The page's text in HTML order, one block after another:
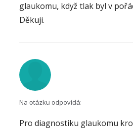
glaukomu, když tlak byl v
Děkuji.
Na otázku odpovídá:
Pro diagnostiku glaukomu